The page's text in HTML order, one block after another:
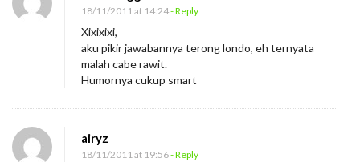
18/11/2011 at 14:24- Reply
Xixixixi,
aku pikir jawabannya terong londo, eh ternyata
malah cabe rawit.
Humornya cukup smart
airyz
18/11/2011 at 19:56- Reply